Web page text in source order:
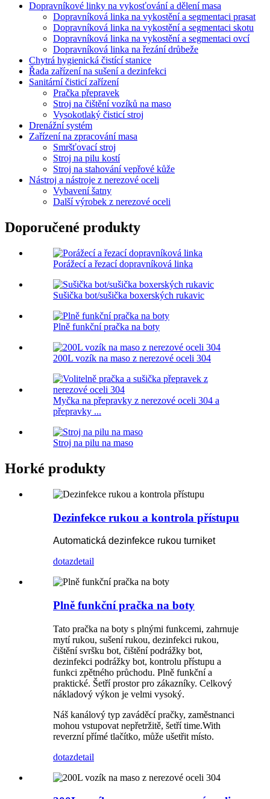
Dopravníkové linky na vykosťování a dělení masa
Dopravníková linka na vykostění a segmentaci prasat
Dopravníková linka na vykostění a segmentaci skotu
Dopravníková linka na vykostění a segmentaci ovcí
Dopravníková linka na řezání drůbeže
Chytrá hygienická čistící stanice
Řada zařízení na sušení a dezinfekci
Sanitární čisticí zařízení
Pračka přepravek
Stroj na čištění vozíků na maso
Vysokotlaký čisticí stroj
Drenážní systém
Zařízení na zpracování masa
Smršťovací stroj
Stroj na pilu kostí
Stroj na stahování vepřové kůže
Nástroj a nástroje z nerezové oceli
Vybavení šatny
Další výrobek z nerezové oceli
Doporučené produkty
Porážecí a řezací dopravníková linka
Sušička bot/sušička boxerských rukavic
Plně funkční pračka na boty
200L vozík na maso z nerezové oceli 304
Myčka na přepravky z nerezové oceli 304 a
přepravky ...
Stroj na pilu na maso
Horké produkty
Dezinfekce rukou a kontrola přístupu
Automatická dezinfekce rukou turniket
dotazdetail
Plně funkční pračka na boty
Tato pračka na boty s plnými funkcemi, zahrnuje
mytí rukou, sušení rukou, dezinfekci rukou,
čištění svršku bot, čištění podrážky bot,
dezinfekci podrážky bot, kontrolu přístupu a
funkci zpětného průchodu. Plně funkční a
praktické. Šetří prostor pro zákazníky. Celkový
nákladový výkon je velmi vysoký.
Náš kanálový typ zaváděcí pračky, zaměstnanci
mohou vstupovat nepřetržitě, šetří time.With
reverzní přímé tlačítko, může ušetřit místo.
dotazdetail